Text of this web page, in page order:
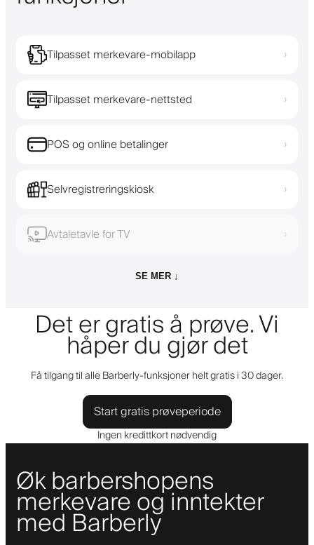
Tilpasset merkevare-mobilapp ›
Tilpasset merkevare-nettsted ›
POS og online betalinger ›
Selvregistreringskiosk ›
Avtaletavle for TV ›
SE MER ↓
Det er gratis å prøve. Vi
håper du gjør det
Få tilgang til alle Barberly-funksjoner helt gratis i 30 dager.
Start gratis prøveperiode
Ingen kredittkort nødvendig
Øk barbershopens
merkevare og inntekter
med Barberly